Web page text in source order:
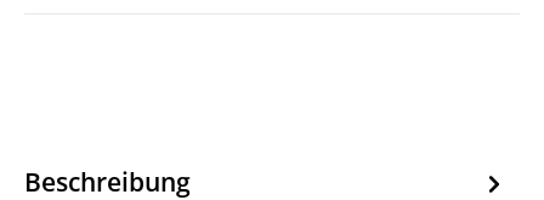
Beschreibung